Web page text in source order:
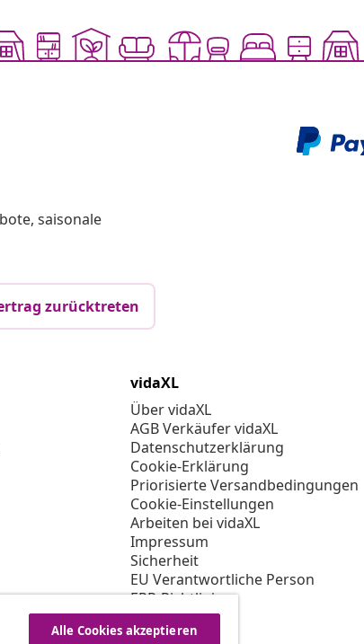
saisonale
zurücktreten
vidaXL
Über vidaXL
AGB Verkäufer vidaXL
Datenschutzerklärung
Cookie-Erklärung
Priorisierte Versandbedingungen
Cookie-Einstellungen
Arbeiten bei vidaXL
Impressum
Sicherheit
EU Verantwortliche Person
EPR-Richtlinie
Barrierefreiheit
Alle Cookies akzeptieren